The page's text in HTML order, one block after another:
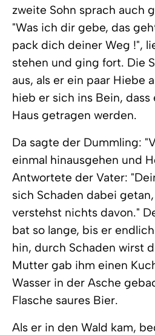
zweite Sohn sprach auch
"Was ich dir gebe, das
pack dich deiner Weg !",
stehen und ging fort. Die
aus, als er ein paar Hiebe
hieb er sich ins Bein, dass
Haus getragen werden.
Da sagte der Dummling:
einmal hinausgehen und
Antwortete der Vater:
sich Schaden dabei
verstehst nichts davon."
bat so lange, bis er
hin, durch Schaden wirst
Mutter gab ihm einen
Wasser in der Asche
Flasche saures Bier.
Als er in den Wald kam,